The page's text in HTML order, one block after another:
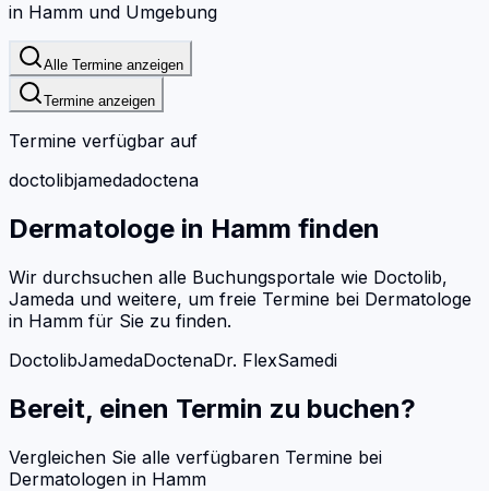
in Hamm und Umgebung
Alle Termine anzeigen
Termine anzeigen
Termine verfügbar auf
doctolibjamedadoctena
Dermatologe in Hamm finden
Wir durchsuchen alle Buchungsportale wie Doctolib,
Jameda und weitere, um freie Termine bei Dermatologe
in Hamm für Sie zu finden.
DoctolibJamedaDoctenaDr. FlexSamedi
Bereit, einen Termin zu buchen?
Vergleichen Sie alle verfügbaren Termine bei
Dermatologen in Hamm